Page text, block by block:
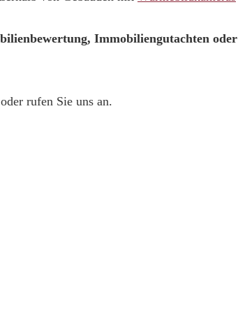
Immobiliengutachten oder
rufen Sie uns an.